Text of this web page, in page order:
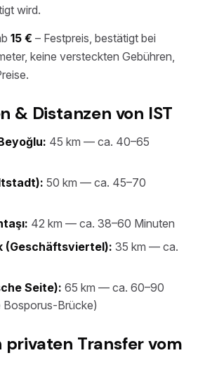
wird.
15 € – Festpreis, bestätigt bei
keine versteckten Gebühren,
& Distanzen von IST
45 km — ca. 40–65
50 km — ca. 45–70
42 km — ca. 38–60 Minuten
(Geschäftsviertel): 35 km — ca.
Seite): 65 km — ca. 60–90
Bosporus-Brücke)
privaten Transfer vom